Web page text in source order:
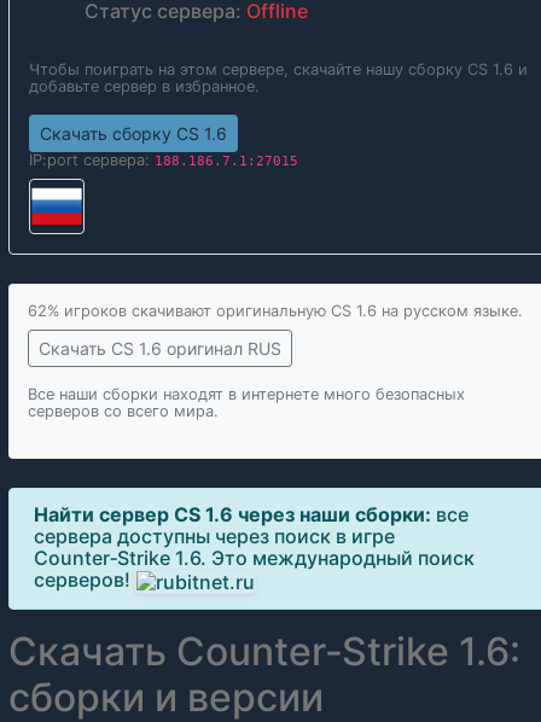
Статус сервера: Offline
Чтобы поиграть на этом сервере, скачайте нашу сборку CS 1.6 и
добавьте сервер в избранное.
Скачать сборку CS 1.6
IP:port сервера: 188.186.7.1:27015
62% игроков скачивают оригинальную CS 1.6 на русском языке.
Скачать CS 1.6 оригинал RUS
Все наши сборки находят в интернете много безопасных
серверов со всего мира.
Найти сервер CS 1.6 через наши сборки: все
сервера доступны через поиск в игре
Counter‑Strike 1.6. Это международный поиск
серверов!
Скачать Counter‑Strike 1.6:
сборки и версии